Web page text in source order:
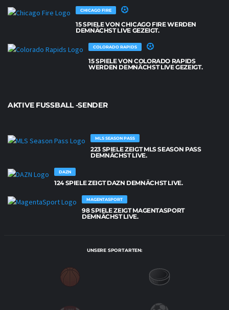
CHICAGO FIRE
15 SPIELE VON CHICAGO FIRE WERDEN
DEMNÄCHST LIVE GEZEIGT.
COLORADO RAPIDS
15 SPIELE VON COLORADO RAPIDS
WERDEN DEMNÄCHST LIVE GEZEIGT.
AKTIVE FUSSBALL -SENDER
MLS SEASON PASS
223 SPIELE ZEIGT MLS SEASON PASS
DEMNÄCHST LIVE.
DAZN
124 SPIELE ZEIGT DAZN DEMNÄCHST LIVE.
MAGENTASPORT
98 SPIELE ZEIGT MAGENTASPORT
DEMNÄCHST LIVE.
UNSERE SPORTARTEN: